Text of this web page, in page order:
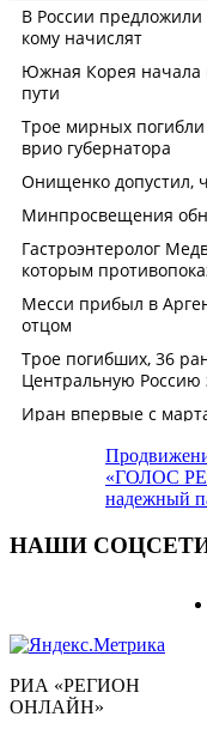
«ГОЛОС
надежный
НАШИ
РИА «РЕГИОН
ОНЛАЙН»